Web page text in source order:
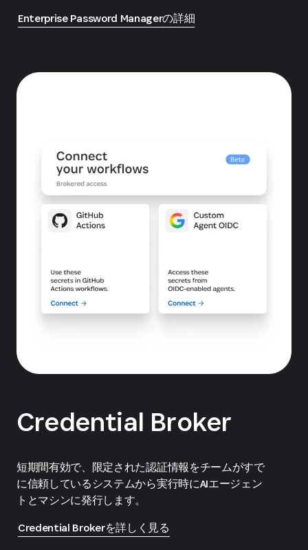
Enterprise Password Managerの詳細
Credential Broker
短期間有効で、限定された認証情報をチームがすで
に信頼しているシステムから実行時にAIエージェン
トとマシンに発行します。
Credential Brokerを詳しく見る